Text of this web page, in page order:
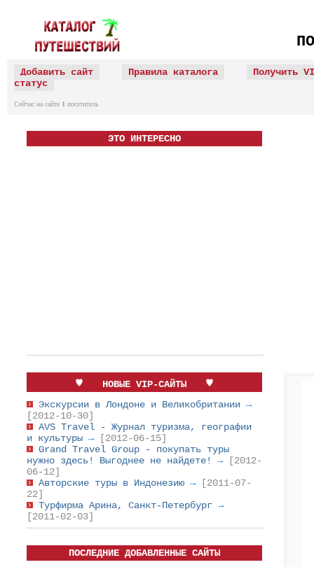
Добавить сайт Правила каталога
Получить
статус
Сейчас на сайте 1 посетитель
ЭТО ИНТЕРЕСНО
НОВЫЕ VIP-САЙТЫ
Экскурсии в Лондоне и Великобритании →
[2012-10-30]
AVS Travel - Журнал туризма, географии
и культуры →
[2012-06-15]
Grand Travel Group - покупать туры
нужно здесь! Выгоднее не найдете! →
[2012-
06-12]
Авторские туры в Индонезию →
[2011-07-
22]
Турфирма Арина, Санкт-Петербург →
[2011-02-03]
ПОСЛЕДНИЕ ДОБАВЛЕННЫЕ САЙТЫ